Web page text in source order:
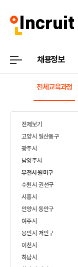
채용정보
전체교육과정
전체보기
고양시 일산동구
광주시
남양주시
부천시 원미구
수원시 권선구
시흥시
안양시 동안구
여주시
용인시 처인구
이천시
하남시